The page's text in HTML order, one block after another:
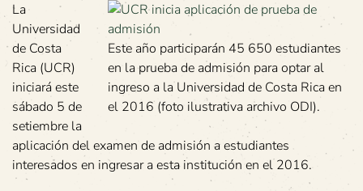
Este año participarán 45 650 estudiantes
en la prueba de admisión para optar al
ingreso a la Universidad de Costa Rica en
el 2016 (foto ilustrativa archivo ODI).
La
Universidad
de Costa
Rica (UCR)
iniciará este
sábado 5 de
setiembre la
aplicación del examen de admisión a estudiantes
interesados en ingresar a esta institución en el 2016.